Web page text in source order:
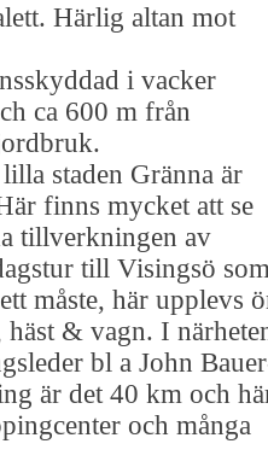
Härlig altan mot
i vacker
ca 600 m från
staden Gränna är
finns mycket att se
tillverkningen av
till Visingsö
måste, här upplevs
häst & vagn. I
bl a John
är det 40 km och
och många